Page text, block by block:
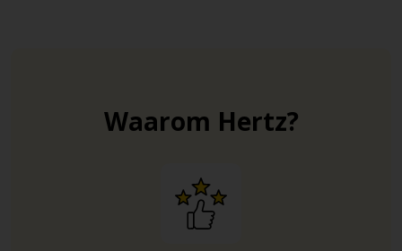
een snelheid van 50 km/u en buiten de bebouwde kom
aan 100 km/u. Op autosnelwegen en wegen met
richtsnelheid van 130 km/u.
De meeste verkeersborden in Duitsland komen overeen
Waarom Hertz?